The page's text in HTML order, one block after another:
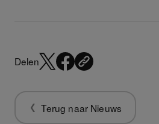
Delen
Terug naar Nieuws